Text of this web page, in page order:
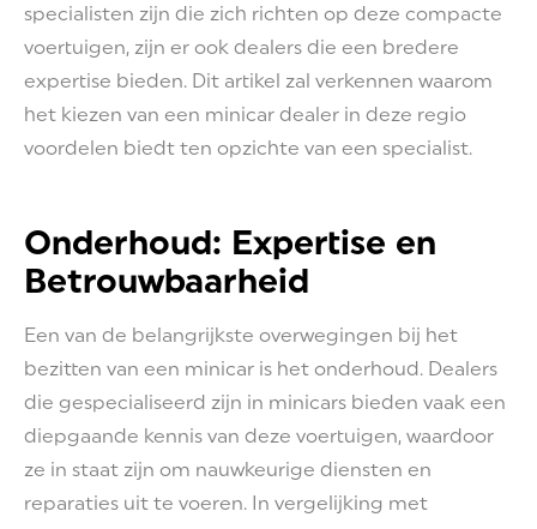
specialisten zijn die zich richten op deze compacte
voertuigen, zijn er ook dealers die een bredere
expertise bieden. Dit artikel zal verkennen waarom
het kiezen van een minicar dealer in deze regio
voordelen biedt ten opzichte van een specialist.
Onderhoud: Expertise en
Betrouwbaarheid
Een van de belangrijkste overwegingen bij het
bezitten van een minicar is het onderhoud. Dealers
die gespecialiseerd zijn in minicars bieden vaak een
diepgaande kennis van deze voertuigen, waardoor
ze in staat zijn om nauwkeurige diensten en
reparaties uit te voeren. In vergelijking met